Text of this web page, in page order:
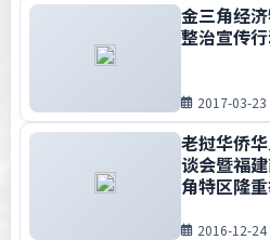
金三角经
整治宣传
2017-03-23
老挝华侨
谈会暨福
角特区隆
2016-12-24